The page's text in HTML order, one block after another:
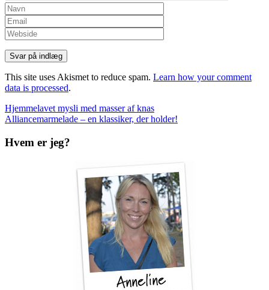
This site uses Akismet to reduce spam. Learn how your comment
data is processed.
Indlæg
navigation
Hjemmelavet mysli med masser af knas
Alliancemarmelade – en klassiker, der holder!
Hvem er jeg?